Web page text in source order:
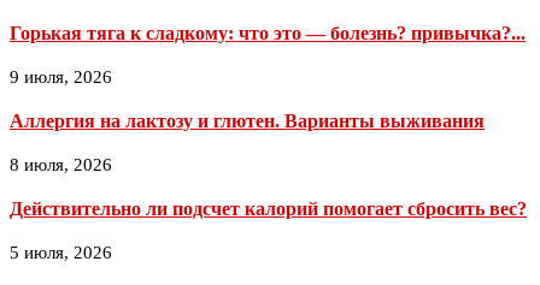
Горькая тяга к сладкому: что это — болезнь? привычка?...
9 июля, 2026
Аллергия на лактозу и глютен. Варианты выживания
8 июля, 2026
Действительно ли подсчет калорий помогает сбросить вес?
5 июля, 2026